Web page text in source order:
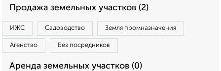
Продажа земельных участков (2)
ИЖС Садоводство Земля промназначения
Агенство Без посредников
Аренда земельных участков (0)